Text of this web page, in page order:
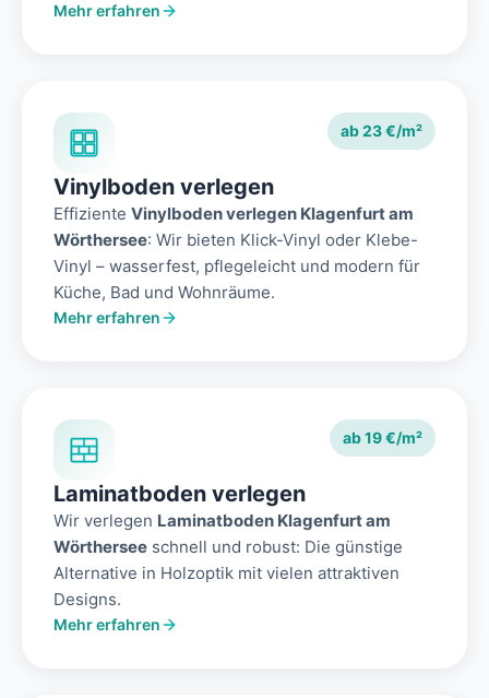
Mehr erfahren
ab 23 €/m²
Vinylboden verlegen
Effiziente Vinylboden verlegen Klagenfurt am
Wörthersee: Wir bieten Klick-Vinyl oder Klebe-
Vinyl – wasserfest, pflegeleicht und modern für
Küche, Bad und Wohnräume.
Mehr erfahren
ab 19 €/m²
Laminatboden verlegen
Wir verlegen Laminatboden Klagenfurt am
Wörthersee schnell und robust: Die günstige
Alternative in Holzoptik mit vielen attraktiven
Designs.
Mehr erfahren